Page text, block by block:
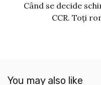
Când se decide
CCR. Toți
You may also like